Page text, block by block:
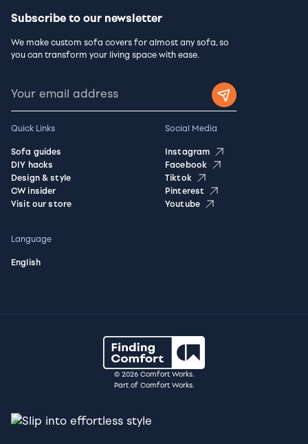
Subscribe to our newsletter
We make custom sofa covers for almost any sofa, so
you can transform your living space with ease.
Quick Links
Sofa guides
DIY hacks
Design & style
CW insider
Visit our store
Social Media
Instagram
Facebook
Tiktok
Pinterest
Youtube
Language
English
© 2026 Comfort Works.
Part of Comfort Works.